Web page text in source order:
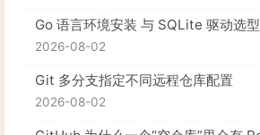
Go 语言环境安装 与 SQLite 驱动选型
2026-08-02
Git 多分支指定不同远程仓库配置
2026-08-02